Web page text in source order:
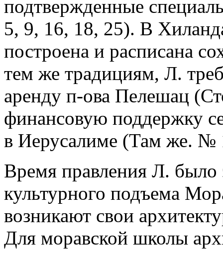
подтвержденные
5, 9, 16, 18, 25). В
построена и расписана
тем же традициям, Л.
аренду п-ова Пелешац
финансовую поддержку
в Иерусалиме (Там же. №
Время правления Л. было
культурного подъема
возникают свои
Для моравской школы